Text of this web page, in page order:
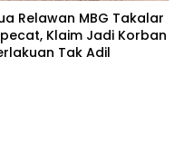
Relawan MBG Takalar
Klaim Jadi Korban
Tak Adil